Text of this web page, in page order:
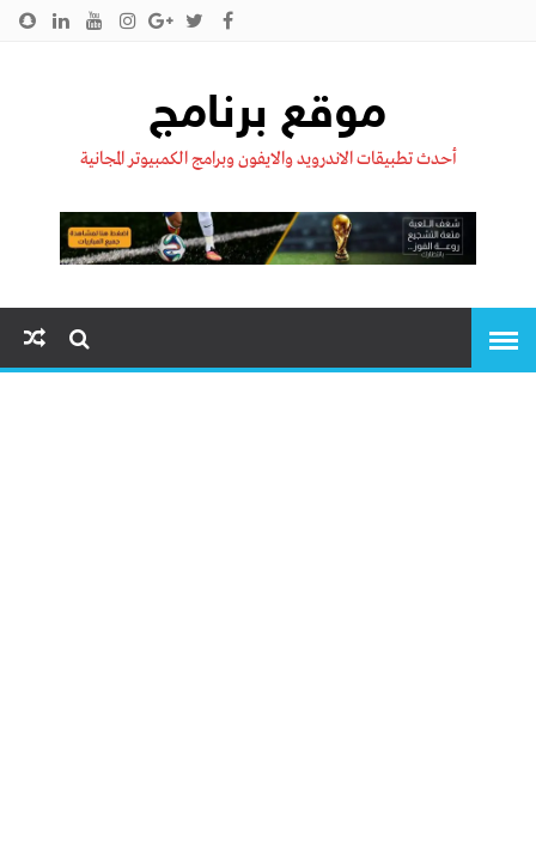
موقع برنامج
أحدث تطبيقات الاندرويد والايفون وبرامج الكمبيوتر المجانية